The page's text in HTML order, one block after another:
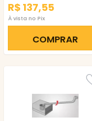
R$ 137,55
À vista no Pix
COMPRAR